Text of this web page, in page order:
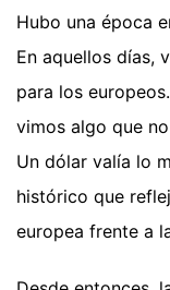
Hubo una época
En aquellos días,
para los
vimos algo que
Un dólar valía lo
histórico que
europea frente a